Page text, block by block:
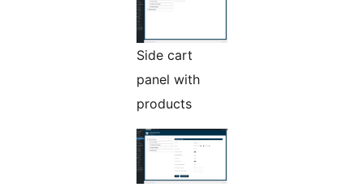
Side cart
panel with
products